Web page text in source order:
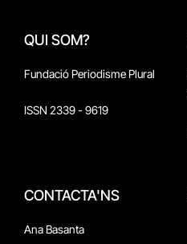
QUI SOM?
Fundació Periodisme Plural
ISSN 2339 - 9619
CONTACTA'NS
Ana Basanta